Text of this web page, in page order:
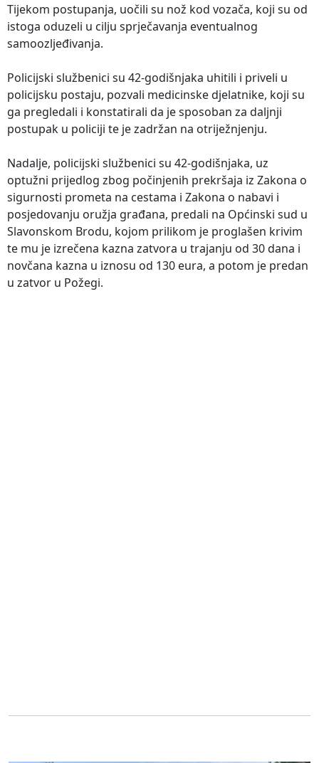
Tijekom postupanja, uočili su nož kod vozača, koji su od
istoga oduzeli u cilju sprječavanja eventualnog
samoozljeđivanja.
Policijski službenici su 42-godišnjaka uhitili i priveli u
policijsku postaju, pozvali medicinske djelatnike, koji su
ga pregledali i konstatirali da je sposoban za daljnji
postupak u policiji te je zadržan na otriježnjenju.
Nadalje, policijski službenici su 42-godišnjaka, uz
optužni prijedlog zbog počinjenih prekršaja iz Zakona o
sigurnosti prometa na cestama i Zakona o nabavi i
posjedovanju oružja građana, predali na Općinski sud u
Slavonskom Brodu, kojom prilikom je proglašen krivim
te mu je izrečena kazna zatvora u trajanju od 30 dana i
novčana kazna u iznosu od 130 eura, a potom je predan
u zatvor u Požegi.